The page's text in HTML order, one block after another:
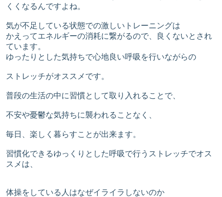
くくなるんですよね。
気が不足している状態での激しいトレーニングは
かえってエネルギーの消耗に繋がるので、良くないとされ
ています。
ゆったりとした気持ちで心地良い呼吸を行いながらの
ストレッチがオススメです。
普段の生活の中に習慣として取り入れることで、
不安や憂鬱な気持ちに襲われることなく、
毎日、楽しく暮らすことが出来ます。
習慣化できるゆっくりとした呼吸で行うストレッチでオス
スメは、
体操をしている人はなぜイライラしないのか